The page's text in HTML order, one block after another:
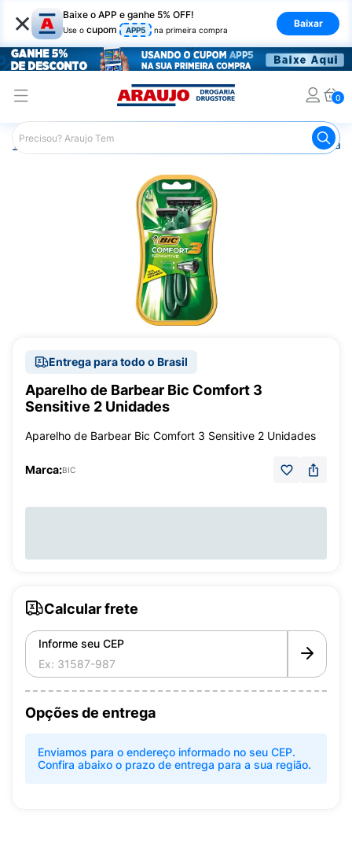
× Baixe o APP e ganhe 5% OFF!
Use o cupom APP5 na primeira compra
Baixar
0
Araujo Higiene Pessoal
Entrega para todo o Brasil
Aparelho de Barbear Bic Comfort 3
Sensitive 2 Unidades
Aparelho de Barbear Bic Comfort 3 Sensitive 2 Unidades
Marca:BIC
Calcular frete
Informe seu CEP
Opções de entrega
Enviamos para o endereço informado no seu CEP.
Confira abaixo o prazo de entrega para a sua região.